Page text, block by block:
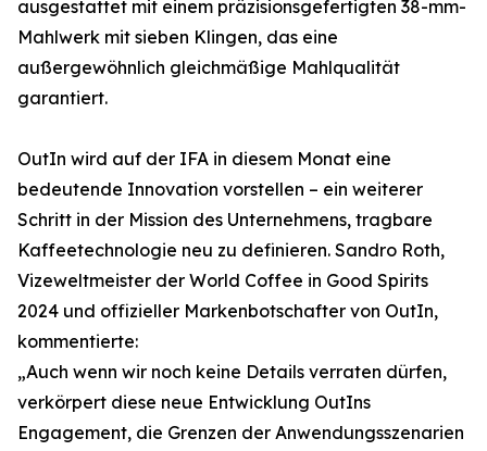
ausgestattet mit einem präzisionsgefertigten 38-mm-
Mahlwerk mit sieben Klingen, das eine
außergewöhnlich gleichmäßige Mahlqualität
garantiert.
OutIn wird auf der IFA in diesem Monat eine
bedeutende Innovation vorstellen – ein weiterer
Schritt in der Mission des Unternehmens, tragbare
Kaffeetechnologie neu zu definieren. Sandro Roth,
Vizeweltmeister der World Coffee in Good Spirits
2024 und offizieller Markenbotschafter von OutIn,
kommentierte:
„Auch wenn wir noch keine Details verraten dürfen,
verkörpert diese neue Entwicklung OutIns
Engagement, die Grenzen der Anwendungsszenarien